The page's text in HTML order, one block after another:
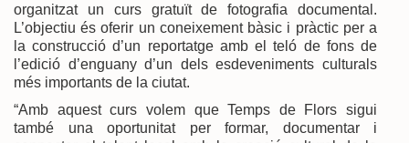
organitzat un curs gratuït de fotografia documental.
L’objectiu és oferir un coneixement bàsic i pràctic per a
la construcció d’un reportatge amb el teló de fons de
l’edició d’enguany d’un dels esdeveniments culturals
més importants de la ciutat.
“Amb aquest curs volem que Temps de Flors sigui
també una oportunitat per formar, documentar i